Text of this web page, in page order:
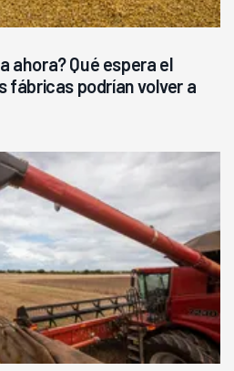
ahora? Qué espera el
fábricas podrían volver a